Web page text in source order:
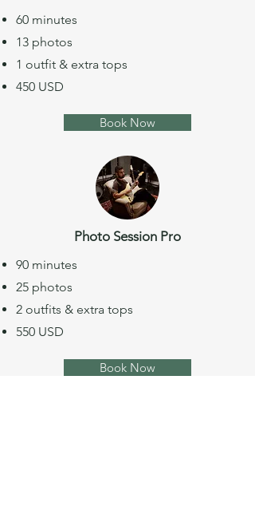
60 minutes
13 photos
1 outfit & extra tops
450 USD
Book Now
Photo Session Pro
90 minutes
25 photos
2 outfits & extra tops
550 USD
Book Now